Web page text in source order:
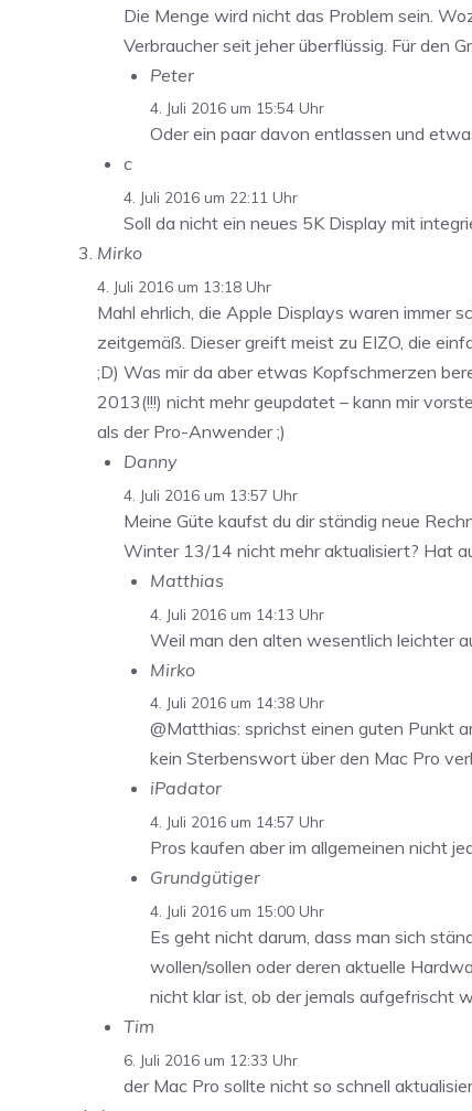
Die Menge wird nicht das Problem sein.
Verbraucher seit jeher überflüssig. Für den
Peter
4. Juli 2016 um 15:54 Uhr
Oder ein paar davon entlassen und
c
4. Juli 2016 um 22:11 Uhr
Soll da nicht ein neues 5K Display mit
Mirko
4. Juli 2016 um 13:18 Uhr
Mahl ehrlich, die Apple Displays waren immer
zeitgemäß. Dieser greift meist zu EIZO, die
;D) Was mir da aber etwas Kopfschmerzen
2013(!!!) nicht mehr geupdatet – kann mir
als der Pro-Anwender ;)
Danny
4. Juli 2016 um 13:57 Uhr
Meine Güte kaufst du dir ständig neue
Winter 13/14 nicht mehr aktualisiert? Hat
Matthias
4. Juli 2016 um 14:13 Uhr
Weil man den alten wesentlich leichter
Mirko
4. Juli 2016 um 14:38 Uhr
@Matthias: sprichst einen guten Punkt
kein Sterbenswort über den Mac Pro
iPadator
4. Juli 2016 um 14:57 Uhr
Pros kaufen aber im allgemeinen nicht
Grundgütiger
4. Juli 2016 um 15:00 Uhr
Es geht nicht darum, dass man sich
wollen/sollen oder deren aktuelle
nicht klar ist, ob der jemals aufgefrischt
Tim
6. Juli 2016 um 12:33 Uhr
der Mac Pro sollte nicht so schnell